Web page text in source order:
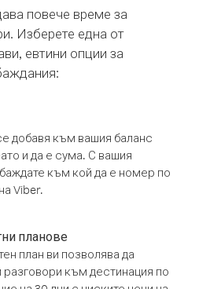
повече време за
Изберете една от
евтини опции за
добавя към вашия баланс
и да е сума. С вашия
към кой да е номер по
Viber.
планове
план ви позволява да
към дестинация по